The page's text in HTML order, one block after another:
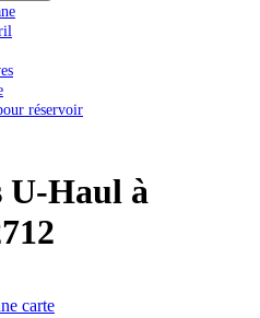
réservoir
U-Haul à
carte